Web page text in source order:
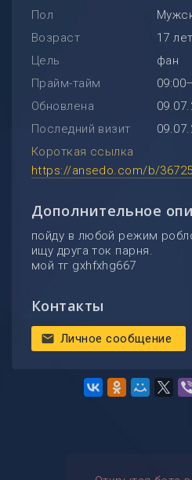
Пол
Возраст
17 лет
Цель
фан
Прайм-тайм
Обновлена
Последний визит
Короткая ссылка
https://ansedo.com/b/
Дополнительное
пойду в любой режим
ищу друга ток парня.
мой тг gxhfxhg667
Контакты
mail Личное сообщение